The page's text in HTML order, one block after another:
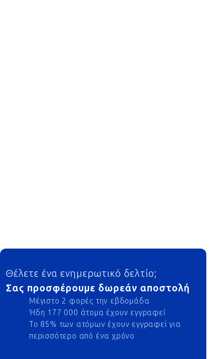
Footer
Θέλετε ένα ενημερωτικό δελτίο;
Σας προσφέρουμε δωρεάν αποστολή
Μέγιστο 2 φορές την εβδομάδα
Ήδη 177 000 άτομα έχουν εγγραφεί
Το 85% των ατόμων έχουν εγγραφεί για
περισσότερο από ένα χρόνο